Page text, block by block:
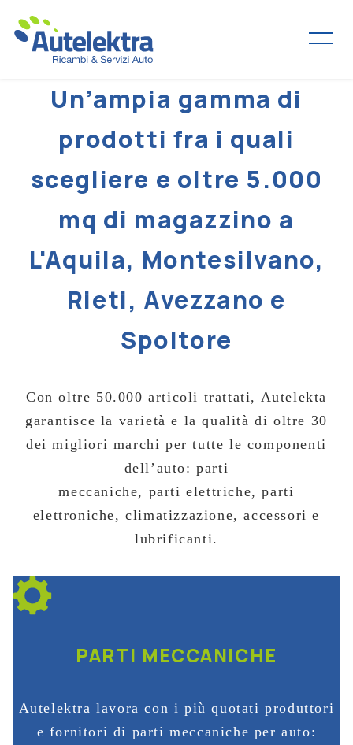
Home
Chi siamo
Prodotti e servizi
Corsi di formazione
Contatti
Un’ampia gamma di
prodotti fra i quali
scegliere e oltre 5.000
mq di magazzino a
L'Aquila, Montesilvano,
Rieti, Avezzano e
Spoltore
Con oltre 50.000 articoli trattati, Autelekta
garantisce la varietà e la qualità di oltre 30
dei migliori marchi per tutte le componenti
dell’auto: parti
meccaniche, parti elettriche, parti
elettroniche, climatizzazione, accessori e
lubrificanti.
PARTI MECCANICHE
Autelektra lavora con i più quotati produttori
e fornitori di parti meccaniche per auto: